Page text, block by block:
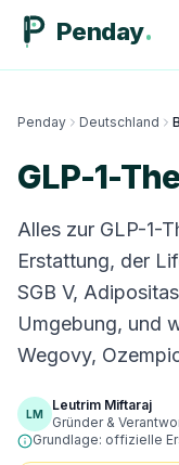
Penday
Penday Deutschland
GLP-1-
Alles zur GLP-1-
Erstattung, der
SGB V,
Umgebung, und
Wegovy,
LM
Leutrim Miftaraj
Gründer &
Grundlage: offizielle